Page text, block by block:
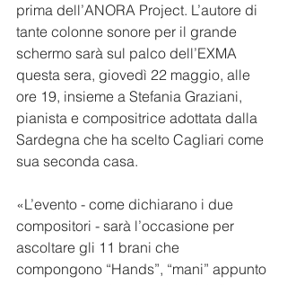
prima dell’ANORA Project. L’autore di
tante colonne sonore per il grande
schermo sarà sul palco dell’EXMA
questa sera, giovedì 22 maggio, alle
ore 19, insieme a Stefania Graziani,
pianista e compositrice adottata dalla
Sardegna che ha scelto Cagliari come
sua seconda casa.
«L’evento - come dichiarano i due
compositori - sarà l’occasione per
ascoltare gli 11 brani che
compongono “Hands”, “mani” appunto